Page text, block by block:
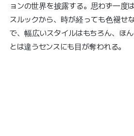
ョンの世界を披露する。思わず一度
スルックから、時が経っても色褪せ
で、幅広いスタイルはもちろん、ほ
とは違うセンスにも目が奪われる。